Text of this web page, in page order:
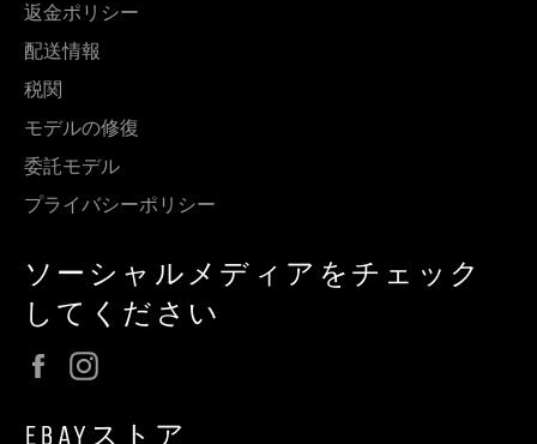
返金ポリシー
配送情報
税関
モデルの修復
委託モデル
プライバシーポリシー
ソーシャルメディアをチェック
してください
Facebook
EBAYストア